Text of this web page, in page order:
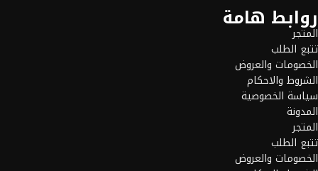
روابط هامة
المتجر
تتبع الطلب
الخصومات والعروض
الشروط والاحكام
سياسة الخصوصية
المدونة
المتجر
تتبع الطلب
الخصومات والعروض